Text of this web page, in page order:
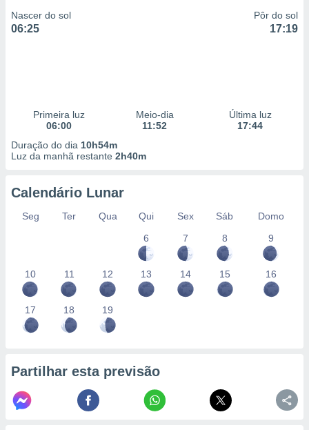
Nascer do sol
06:25
Pôr do sol
17:19
Primeira luz
06:00
Meio-dia
11:52
Última luz
17:44
Duração do dia 10h54m
Luz da manhã restante 2h40m
Calendário Lunar
Seg Ter Qua Qui Sex Sáb
Domo
6
7 8 9
10 11 12 13 14 15 16
17 18 19
Partilhar esta previsão